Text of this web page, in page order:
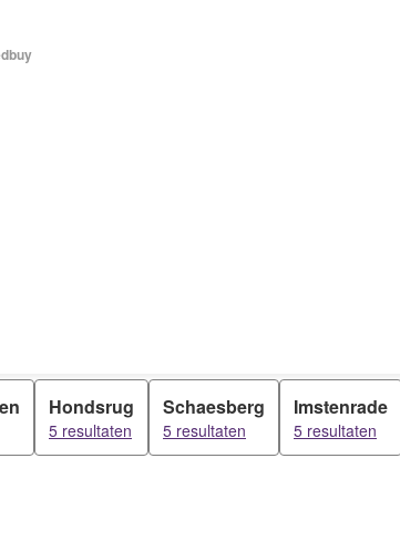
Hondsrug
5 resultaten
Schaesberg
5 resultaten
Imstenrade
5 resultaten